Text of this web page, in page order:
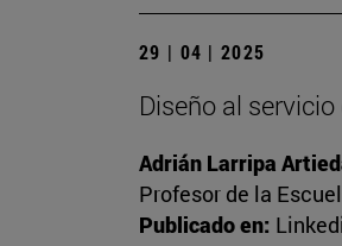
29 | 04 | 2025
Diseño al
Adrián Larripa
Profesor de la
Publicado en: